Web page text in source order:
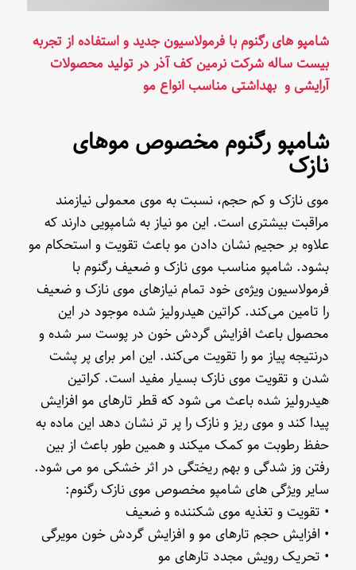
شامپو های رگنوم با فرمولاسیون جدید و استفاده از تجربه
بیست ساله شرکت نرمین کف آذر در تولید محصولات
آرایشی و بهداشتی مناسب انواع مو
شامپو رگنوم مخصوص موهای
نازک
موی نازک و کم حجم، نسبت به موی معمولی نیازمند
مراقبت بیشتری است. این مو نیاز به شامپویی دارند که
علاوه بر حجیم نشان دادن مو باعث تقویت و استحکام مو
بشود. شامپو مناسب موی نازک و ضعیف رگنوم با
فرمولاسیون ویژه‌ی خود تمام نیازهای موی نازک و ضعیف
را تامین می‌کند. کراتین هیدرولیز شده موجود در این
محصول باعث افزایش گردش خون در پوست سر شده و
درنتیجه پیاز مو را تقویت می‌کند. این امر برای پر پشت
شدن و تقویت موی نازک بسیار مفید است. کراتین
هیدرولیز شده باعث می شود که قطر تارهای مو افزایش
پیدا کند و موی ریز و نازک را پر تر نشان دهد این ماده به
حفظ رطوبت مو کمک میکند و همین طور باعث از بین
رفتن وز شدگی و بهم ریختگی در اثر خشکی مو می شود.
سایر ویژگی های شامپو مخصوص موی نازک رگنوم:
• تقویت و تغذیه موی شکننده و ضعیف
• افزایش حجم تارهای مو و افزایش گردش خون مویرگی
• تحریک رویش مجدد تارهای مو